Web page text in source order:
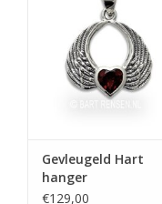
Gevleugeld Hart
hanger
€129,00